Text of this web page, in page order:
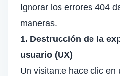
Ignorar los errores 404
maneras.
1. Destrucción de la
usuario (UX)
Un visitante hace clic en